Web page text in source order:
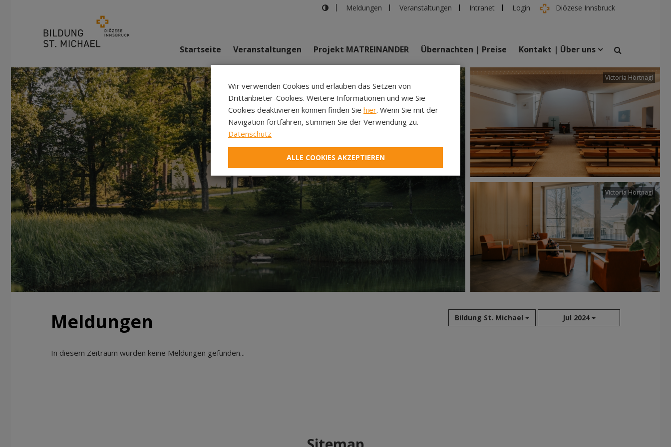
Meldungen Veranstaltungen Intranet Login Diözese Innsbruck
suchen
Veranstaltungen Personen
Startseite Veranstaltungen Projekt MATREINANDER Übernachten | Preise Kontakt | Über uns
Victoria Hörtnagl
Victoria Hörtnagl
Meldungen Bildung St. Michael Jul 2024
In diesem Zeitraum wurden keine Meldungen gefunden...
Wir verwenden Cookies und erlauben das Setzen von
Drittanbieter-Cookies. Weitere Informationen und wie Sie
Cookies deaktivieren können finden Sie hier. Wenn Sie mit der
Navigation fortfahren, stimmen Sie der Verwendung zu.
Datenschutz
ALLE COOKIES AKZEPTIEREN